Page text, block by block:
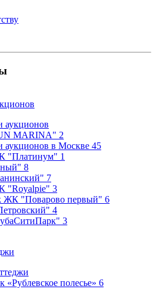
аукционов
MARINA" 2
аукционов в Москве 45
"Платинум" 1
8
7
"Royalpie" 3
ЖК "Поварово первый" 6
4
3
полесье» 6